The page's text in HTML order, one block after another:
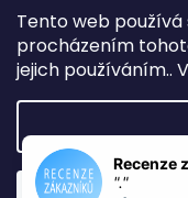
Tento web
procházením
jejich používáním..
Facebook
Copyright 2026
Recenze
"."